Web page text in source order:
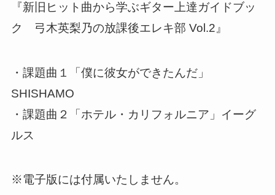
『新旧ヒット曲から学ぶギター上達ガイドブッ
ク 弓木英梨乃の放課後エレキ部 Vol.2』
・課題曲１「僕に彼女ができたんだ」
SHISHAMO
・課題曲２「ホテル・カリフォルニア」イーグ
ルス
※電子版には付属いたしません。